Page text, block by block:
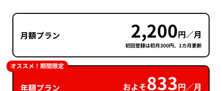
月額プラン 2,200円／月
初回登録は初月300円、1カ月更新
年額プラン およそ833円／月
オススメ！期間限定